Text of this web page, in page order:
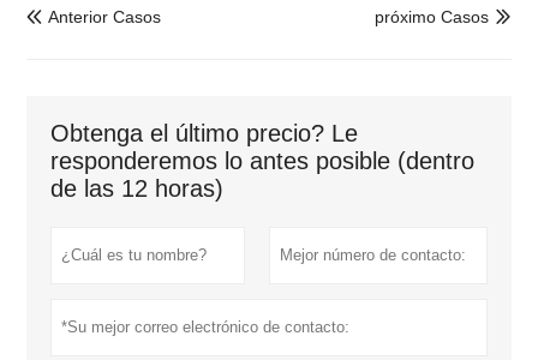
 Anterior Casos 
próximo Casos
Obtenga el último precio? Le
responderemos lo antes posible (dentro
de las 12 horas)